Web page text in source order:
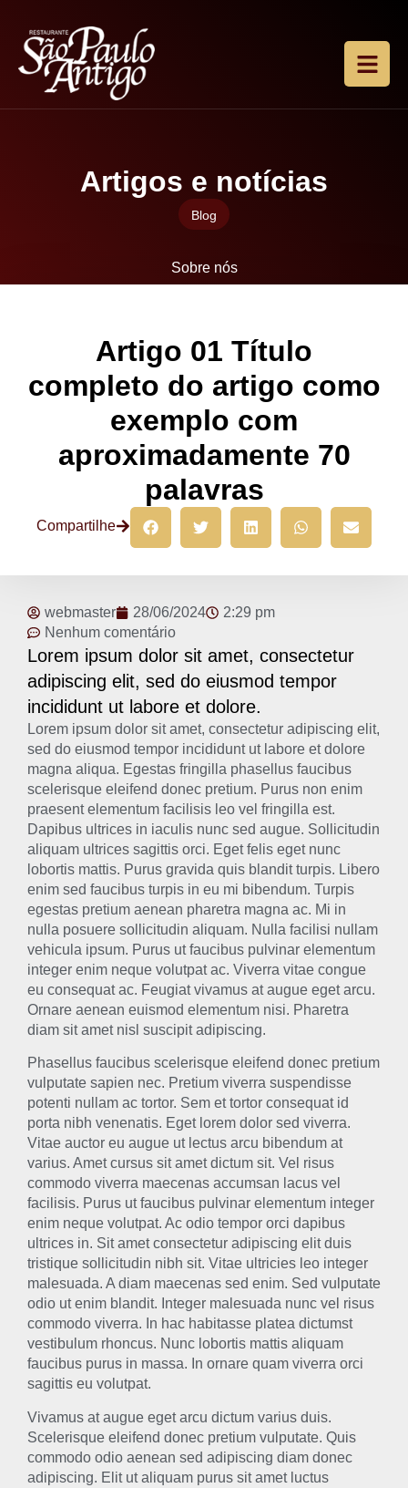
Artigos e notícias
Blog
Sobre nós
Artigo 01 Título
completo do artigo como
exemplo com
aproximadamente 70
palavras
Compartilhe
webmaster 28/06/2024
2:29 pm
Nenhum comentário
Lorem ipsum dolor sit amet, consectetur
adipiscing elit, sed do eiusmod tempor
incididunt ut labore et dolore.
Lorem ipsum dolor sit amet, consectetur adipiscing elit,
sed do eiusmod tempor incididunt ut labore et dolore
magna aliqua. Egestas fringilla phasellus faucibus
scelerisque eleifend donec pretium. Purus non enim
praesent elementum facilisis leo vel fringilla est.
Dapibus ultrices in iaculis nunc sed augue. Sollicitudin
aliquam ultrices sagittis orci. Eget felis eget nunc
lobortis mattis. Purus gravida quis blandit turpis. Libero
enim sed faucibus turpis in eu mi bibendum. Turpis
egestas pretium aenean pharetra magna ac. Mi in
nulla posuere sollicitudin aliquam. Nulla facilisi nullam
vehicula ipsum. Purus ut faucibus pulvinar elementum
integer enim neque volutpat ac. Viverra vitae congue
eu consequat ac. Feugiat vivamus at augue eget arcu.
Ornare aenean euismod elementum nisi. Pharetra
diam sit amet nisl suscipit adipiscing.
Phasellus faucibus scelerisque eleifend donec pretium
vulputate sapien nec. Pretium viverra suspendisse
potenti nullam ac tortor. Sem et tortor consequat id
porta nibh venenatis. Eget lorem dolor sed viverra.
Vitae auctor eu augue ut lectus arcu bibendum at
varius. Amet cursus sit amet dictum sit. Vel risus
commodo viverra maecenas accumsan lacus vel
facilisis. Purus ut faucibus pulvinar elementum integer
enim neque volutpat. Ac odio tempor orci dapibus
ultrices in. Sit amet consectetur adipiscing elit duis
tristique sollicitudin nibh sit. Vitae ultricies leo integer
malesuada. A diam maecenas sed enim. Sed vulputate
odio ut enim blandit. Integer malesuada nunc vel risus
commodo viverra. In hac habitasse platea dictumst
vestibulum rhoncus. Nunc lobortis mattis aliquam
faucibus purus in massa. In ornare quam viverra orci
sagittis eu volutpat.
Vivamus at augue eget arcu dictum varius duis.
Scelerisque eleifend donec pretium vulputate. Quis
commodo odio aenean sed adipiscing diam donec
adipiscing. Elit ut aliquam purus sit amet luctus